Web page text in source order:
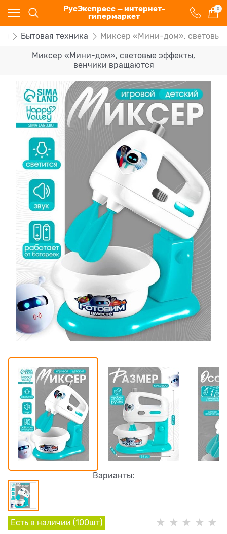
РусЭкспресс — интернет-
гипермаркет
0
Бытовая техника Миксер «Мини-дом»,
Миксер «Мини-дом», световые эффекты,
венчики вращаются
Варианты:
Есть в наличии (100шт)